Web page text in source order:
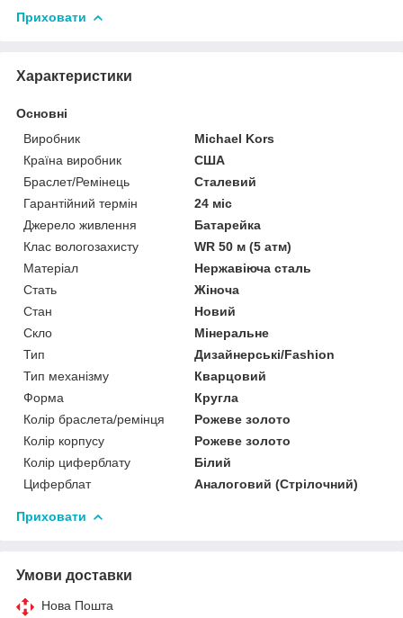
Приховати
Характеристики
Основні
Виробник
Michael Kors
Країна виробник
США
Браслет/Ремінець
Сталевий
Гарантійний термін
24 міс
Джерело живлення
Батарейка
Клас вологозахисту
WR 50 м (5 атм)
Матеріал
Нержавіюча сталь
Стать
Жіноча
Стан
Новий
Скло
Мінеральне
Тип
Дизайнерські/Fashion
Тип механізму
Кварцовий
Форма
Кругла
Колір браслета/ремінця
Рожеве золото
Колір корпусу
Рожеве золото
Колір циферблату
Білий
Циферблат
Аналоговий (Стрілочний)
Приховати
Умови доставки
Нова Пошта